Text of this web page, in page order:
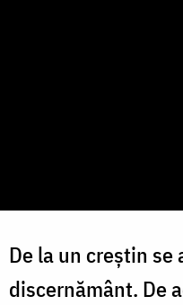
De la un creștin
discernământ. De